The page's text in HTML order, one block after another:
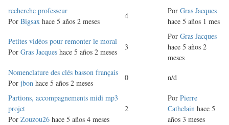
Discusión
normal
recherche professeur
Por Bigsax hace 5 años 2 meses
4
Por Gras Jacques
hace 5 años 1 mes
Discusión
normal
Petites vidéos pour remonter le moral
Por Gras Jacques hace 5 años 2 meses
3
Por Gras Jacques
hace 5 años 2
meses
Discusión
normal
Nomenclature des clés basson français
Por jbon hace 5 años 2 meses
0 n/d
Discusión
normal
Partions, accompagnements midi mp3
projet
Por Zouzou26 hace 5 años 4 meses
2
Por Pierre
Cathelain hace 5
años 3 meses